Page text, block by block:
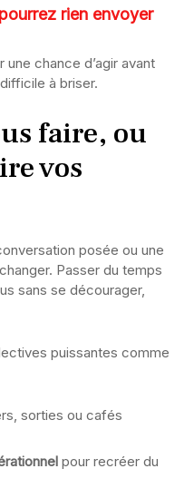
rien envoyer
chance d’agir avant
à briser.
faire, ou
vos
posée ou une
Passer du temps
sans se décourager,
puissantes comme
sorties ou cafés
pour recréer du